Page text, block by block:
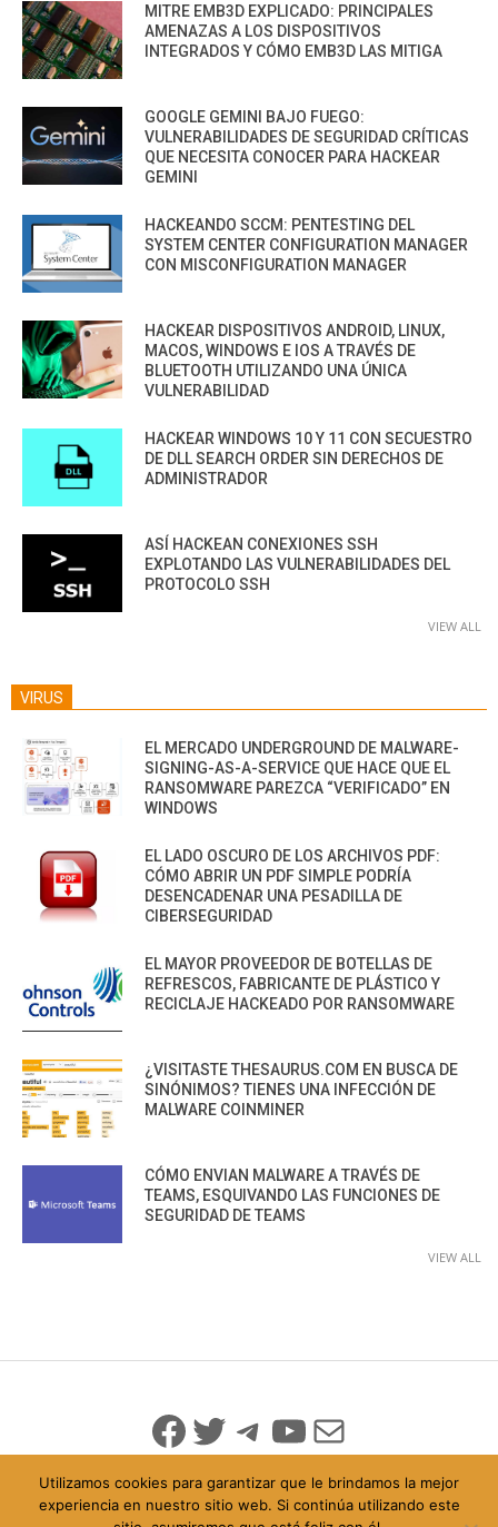
MITRE EMB3D EXPLICADO: PRINCIPALES
AMENAZAS A LOS DISPOSITIVOS
INTEGRADOS Y CÓMO EMB3D LAS MITIGA
GOOGLE GEMINI BAJO FUEGO:
VULNERABILIDADES DE SEGURIDAD CRÍTICAS
QUE NECESITA CONOCER PARA HACKEAR
GEMINI
HACKEANDO SCCM: PENTESTING DEL
SYSTEM CENTER CONFIGURATION MANAGER
CON MISCONFIGURATION MANAGER
HACKEAR DISPOSITIVOS ANDROID, LINUX,
MACOS, WINDOWS E IOS A TRAVÉS DE
BLUETOOTH UTILIZANDO UNA ÚNICA
VULNERABILIDAD
HACKEAR WINDOWS 10 Y 11 CON SECUESTRO
DE DLL SEARCH ORDER SIN DERECHOS DE
ADMINISTRADOR
ASÍ HACKEAN CONEXIONES SSH
EXPLOTANDO LAS VULNERABILIDADES DEL
PROTOCOLO SSH
VIEW ALL
VIRUS
EL MERCADO UNDERGROUND DE MALWARE-
SIGNING-AS-A-SERVICE QUE HACE QUE EL
RANSOMWARE PAREZCA “VERIFICADO” EN
WINDOWS
EL LADO OSCURO DE LOS ARCHIVOS PDF:
CÓMO ABRIR UN PDF SIMPLE PODRÍA
DESENCADENAR UNA PESADILLA DE
CIBERSEGURIDAD
EL MAYOR PROVEEDOR DE BOTELLAS DE
REFRESCOS, FABRICANTE DE PLÁSTICO Y
RECICLAJE HACKEADO POR RANSOMWARE
¿VISITASTE THESAURUS.COM EN BUSCA DE
SINÓNIMOS? TIENES UNA INFECCIÓN DE
MALWARE COINMINER
CÓMO ENVIAN MALWARE A TRAVÉS DE
TEAMS, ESQUIVANDO LAS FUNCIONES DE
SEGURIDAD DE TEAMS
VIEW ALL
Facebook
Twitter
Telegram
YouTube
Mail
Utilizamos cookies para garantizar que le brindamos la mejor
experiencia en nuestro sitio web. Si continúa utilizando este